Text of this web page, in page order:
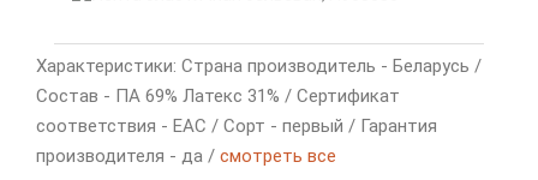
Характеристики: Страна производитель - Беларусь /
Состав - ПА 69% Латекс 31% / Сертификат
соответствия - EAC / Сорт - первый / Гарантия
производителя - да / смотреть все